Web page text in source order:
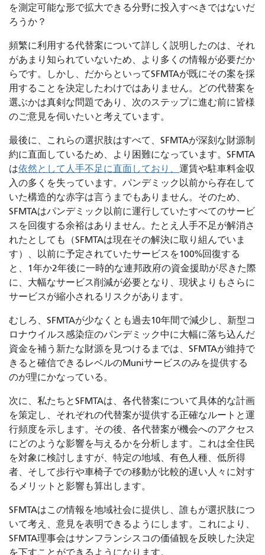
を測定可能な形で拡大できる分野に投入すべきではないだ
ろうか？
頻繁に利用する代替案について詳しく説明したのは、それ
があまり知られていないため、より多くの情報が必要だか
らです。しかし、だからといってSFMTAが既にその案を採
用することを決定したわけではありません。どの代替案を
選ぶかは真剣な問題であり、次のステップに進む前に皆様
のご意見を伺いたいと考えています。
最後に、これらの選択肢はすべて、SFMTAが深刻な財源制
約に直面しているため、より困難になっています。SFMTA
は依然として人手不足に直面しており、 運賃や駐車料金収
入の多くを失っています。パンデミック以前から存在して
いた構造的な赤字は言うまでもありません。そのため、
SFMTAはパンデミック以前に運行していたすべてのサービ
スを回復する余裕はありません。たとえ人手不足が解消さ
れたとしても（SFMTAは現在その解決に取り組んでいま
す）、以前に予定されていたサービスを100%回復する
と、1年か2年後に一時的な連邦政府の資金援助が尽きた際
に、大幅なサービス削減が必要となり、現状よりもさらに
サービスが縮小されるリスクがあります。
むしろ、SFMTAが少なくとも過去10年間で減少し、新型コ
ロナウイルス感染症のパンデミック中に大幅に落ち込んだ
資金を補う新たな財源を見つけるまでは、SFMTAが維持で
きると確信できるレベルのMuniサービスのみを提供する
のが理にかなっている。
次に、私たちとSFMTAは、各代替案について具体的な計画
を策定し、それぞれの代替案が提供する正確なルートと運
行頻度を示します。その後、各代替案が機会へのアクセス
にどのような影響を与えるかを分析します。これは全住民
を対象に検討しますが、特定の地域、有色人種、低所得
者、そして歩行や車椅子での移動が比較的遅い人々に対す
るメリットと影響も算出します。
SFMTAはこの情報を地域社会に提供し、誰もが選択肢につ
いて考え、意見を表明できるようにします。これにより、
SFMTA理事会はサンフランシスコの価値観を反映した決定
を下すことができるようになります。